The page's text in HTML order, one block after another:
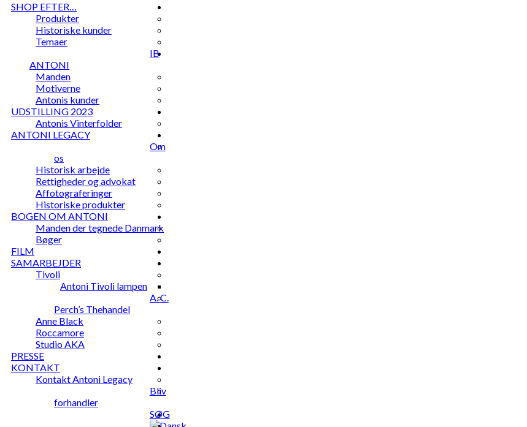
SHOP EFTER…
Produkter
Historiske kunder
Temaer
IB
ANTONI
Manden
Motiverne
Antonis kunder
UDSTILLING 2023
Antonis Vinterfolder
ANTONI LEGACY
Om
os
Historisk arbejde
Rettigheder og advokat
Affotograferinger
Historiske produkter
BOGEN OM ANTONI
Manden der tegnede Danmark
Bøger
FILM
SAMARBEJDER
Tivoli
Antoni Tivoli lampen
A. C.
Perch’s Thehandel
Anne Black
Roccamore
Studio AKA
PRESSE
KONTAKT
Kontakt Antoni Legacy
Bliv
forhandler
SØG